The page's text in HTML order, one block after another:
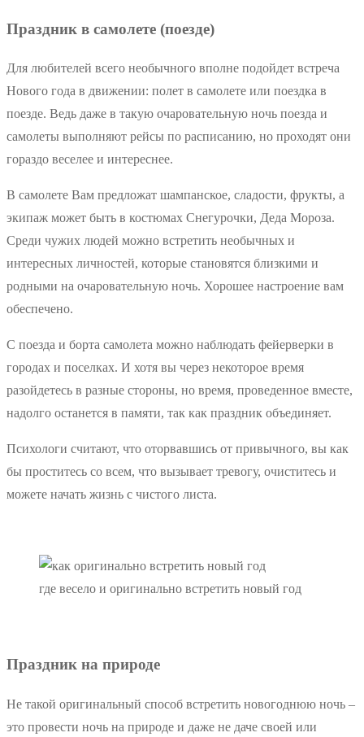
Праздник в самолете (поезде)
Для любителей всего необычного вполне подойдет встреча
Нового года в движении: полет в самолете или поездка в
поезде. Ведь даже в такую очаровательную ночь поезда и
самолеты выполняют рейсы по расписанию, но проходят они
гораздо веселее и интереснее.
В самолете Вам предложат шампанское, сладости, фрукты, а
экипаж может быть в костюмах Снегурочки, Деда Мороза.
Среди чужих людей можно встретить необычных и
интересных личностей, которые становятся близкими и
родными на очаровательную ночь. Хорошее настроение вам
обеспечено.
С поезда и борта самолета можно наблюдать фейерверки в
городах и поселках. И хотя вы через некоторое время
разойдетесь в разные стороны, но время, проведенное вместе,
надолго останется в памяти, так как праздник объединяет.
Психологи считают, что оторвавшись от привычного, вы как
бы проститесь со всем, что вызывает тревогу, очиститесь и
можете начать жизнь с чистого листа.
где весело и оригинально встретить новый год
Праздник на природе
Не такой оригинальный способ встретить новогоднюю ночь –
это провести ночь на природе и даже не даче своей или